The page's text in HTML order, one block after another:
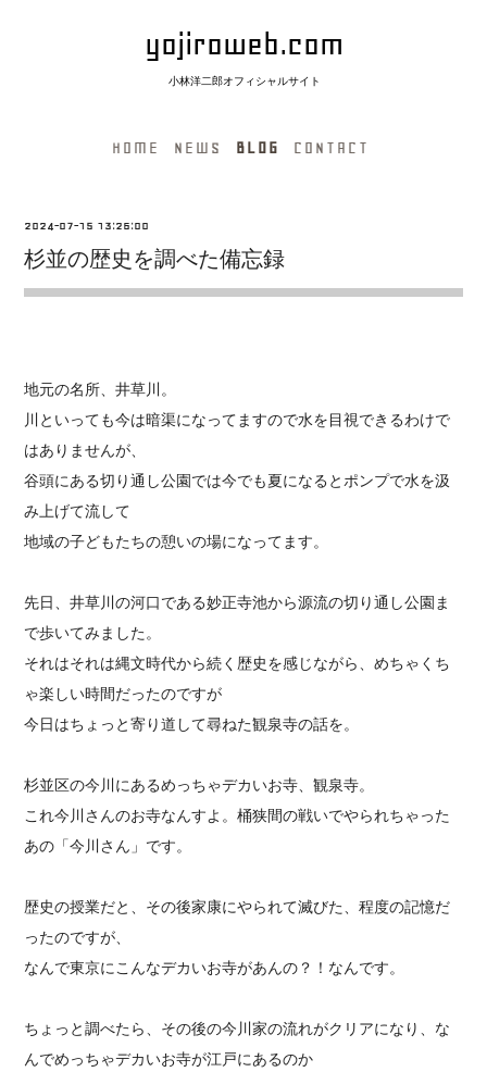
yojiroweb.com
小林洋二郎オフィシャルサイト
HOME NEWS BLOG CONTACT
2024-07-15 13:26:00
杉並の歴史を調べた備忘録
地元の名所、井草川。
川といっても今は暗渠になってますので水を目視できるわけで
はありませんが、
谷頭にある切り通し公園では今でも夏になるとポンプで水を汲
み上げて流して
地域の子どもたちの憩いの場になってます。
先日、井草川の河口である妙正寺池から源流の切り通し公園ま
で歩いてみました。
それはそれは縄文時代から続く歴史を感じながら、めちゃくち
ゃ楽しい時間だったのですが
今日はちょっと寄り道して尋ねた観泉寺の話を。
杉並区の今川にあるめっちゃデカいお寺、観泉寺。
これ今川さんのお寺なんすよ。桶狭間の戦いでやられちゃった
あの「今川さん」です。
歴史の授業だと、その後家康にやられて滅びた、程度の記憶だ
ったのですが、
なんで東京にこんなデカいお寺があんの？！なんです。
ちょっと調べたら、その後の今川家の流れがクリアになり、な
んでめっちゃデカいお寺が江戸にあるのか